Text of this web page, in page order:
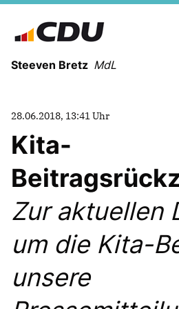
Steeven Bretz MdL
VITA
MEIN
28.06.2018, 13:41 Uhr
Kita-
Zur aktuellen
um die Kita-
unsere